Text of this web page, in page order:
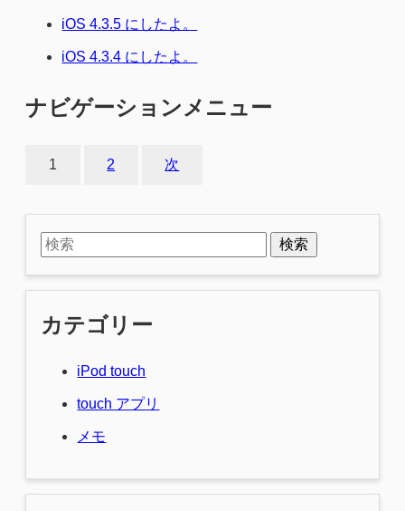
iOS 4.3.5 にしたよ。
iOS 4.3.4 にしたよ。
ナビゲーションメニュー
1 2 次
検索
カテゴリー
iPod touch
touch アプリ
メモ